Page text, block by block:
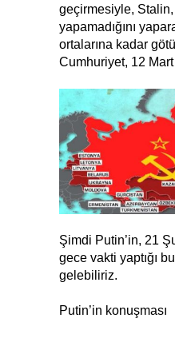
geçirmesiyle, Stalin,
yapamadığını
ortalarına kadar
Cumhuriyet, 12
Şimdi Putin’in, 21
gece vakti yaptığı
gelebiliriz.
Putin’in konuşması